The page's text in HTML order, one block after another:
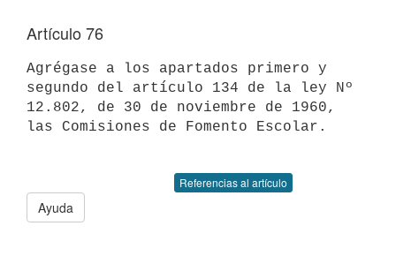
Artículo 76
Agrégase a los apartados primero y
segundo del artículo 134 de la ley Nº
12.802, de 30 de noviembre de 1960,
las Comisiones de Fomento Escolar.
Referencias al artículo
Ayuda